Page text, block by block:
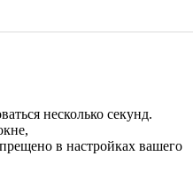
несколько секунд.
в настройках вашего